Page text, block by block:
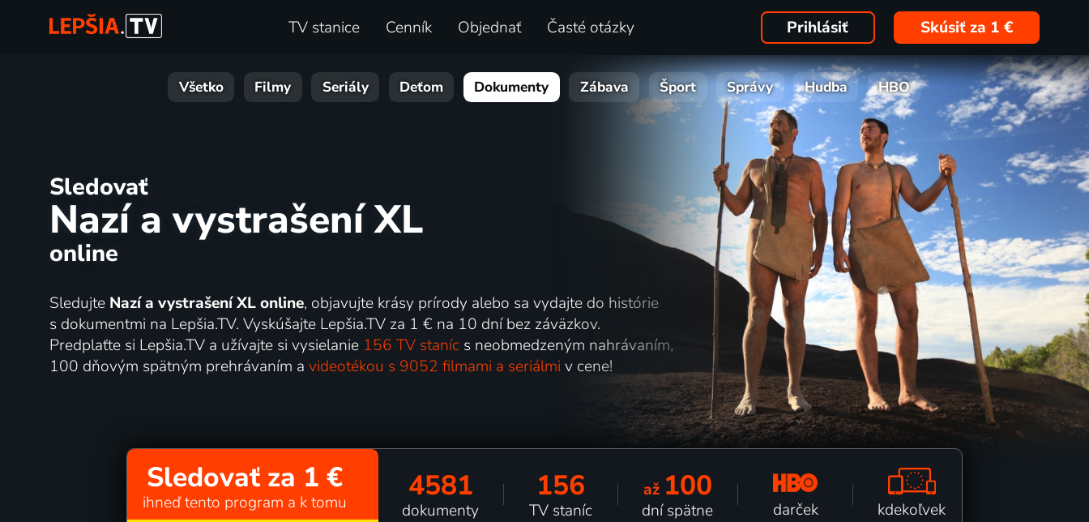
TV stanice Cenník Objednať Časté otázky Prihlásiť Skúsiť za 1 €
Všetko Filmy Seriály Deťom Dokumenty Zábava Šport Správy Hudba HBO
Sledovať
Nazí a vystrašení XL
online
Sledujte Nazí a vystrašení XL online, objavujte krásy prírody alebo sa vydajte do histórie
s dokumentmi na Lepšia.TV. Vyskúšajte Lepšia.TV za 1 € na 10 dní bez záväzkov.
Predplaťte si Lepšia.TV a užívajte si vysielanie 156 TV stanícs neobmedzeným nahrávaním,
100 dňovým spätným prehrávaním a videotékou s 9052 filmami a seriálmi v cene!
Sledovať za 1 €
ihneď tento program a k tomu 4581
dokumenty
156
TV staníc
až 100
dní spätne darček kdekoľvek